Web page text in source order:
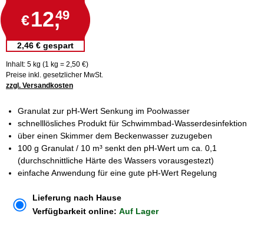
€12,49
2,46 € gespart
Inhalt: 5 kg (1 kg = 2,50 €)
Preise inkl. gesetzlicher MwSt.
zzgl. Versandkosten
Granulat zur pH-Wert Senkung im Poolwasser
schnelllösliches Produkt für Schwimmbad-Wasserdesinfektion
über einen Skimmer dem Beckenwasser zuzugeben
100 g Granulat / 10 m³ senkt den pH-Wert um ca. 0,1
(durchschnittliche Härte des Wassers vorausgestezt)
einfache Anwendung für eine gute pH-Wert Regelung
Lieferung nach Hause
Verfügbarkeit online: Auf Lager